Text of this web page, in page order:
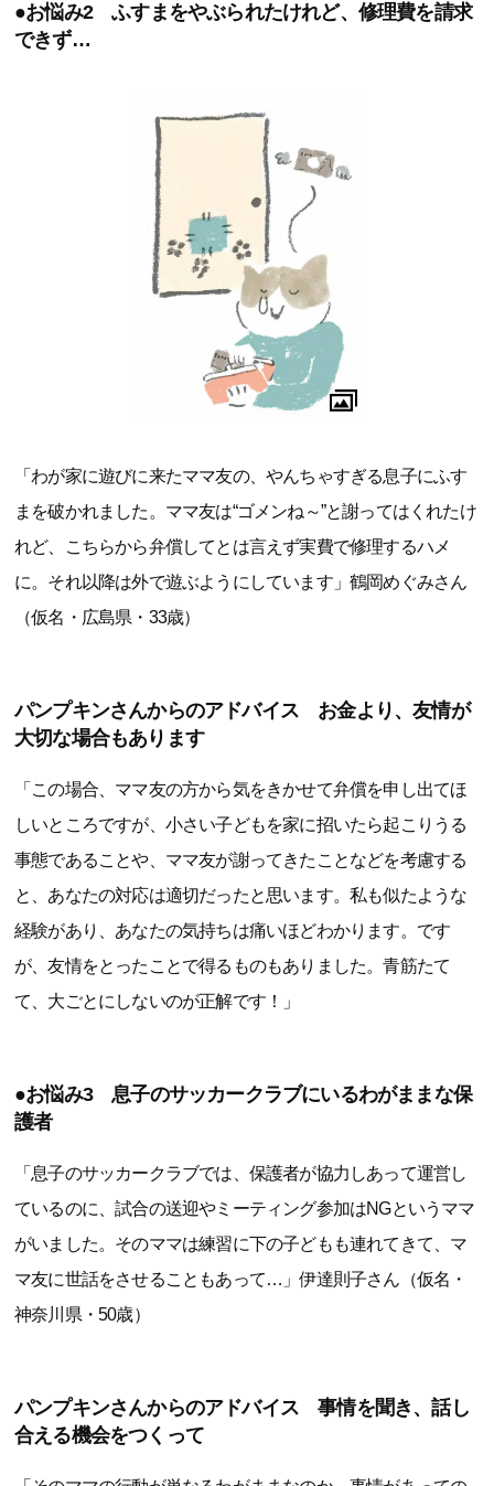
●お悩み2 ふすまをやぶられたけれど、修理費を請求
できず…
「わが家に遊びに来たママ友の、やんちゃすぎる息子にふす
まを破かれました。ママ友は“ゴメンね～”と謝ってはくれたけ
れど、こちらから弁償してとは言えず実費で修理するハメ
に。それ以降は外で遊ぶようにしています」鶴岡めぐみさん
（仮名・広島県・33歳）
パンプキンさんからのアドバイス お金より、友情が
大切な場合もあります
「この場合、ママ友の方から気をきかせて弁償を申し出てほ
しいところですが、小さい子どもを家に招いたら起こりうる
事態であることや、ママ友が謝ってきたことなどを考慮する
と、あなたの対応は適切だったと思います。私も似たような
経験があり、あなたの気持ちは痛いほどわかります。です
が、友情をとったことで得るものもありました。青筋たて
て、大ごとにしないのが正解です！」
●お悩み3 息子のサッカークラブにいるわがままな保
護者
「息子のサッカークラブでは、保護者が協力しあって運営し
ているのに、試合の送迎やミーティング参加はNGというママ
がいました。そのママは練習に下の子どもも連れてきて、マ
マ友に世話をさせることもあって…」伊達則子さん（仮名・
神奈川県・50歳）
パンプキンさんからのアドバイス 事情を聞き、話し
合える機会をつくって